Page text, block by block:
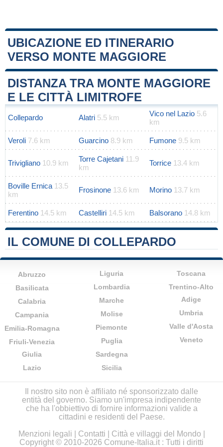
UBICAZIONE ED ITINERARIO
VERSO MONTE MAGGIORE
+
−
Leaflet|Map data ©OpenStreetMap
DISTANZA TRA MONTE MAGGIORE
E LE CITTÀ LIMITROFE
Collepardo Alatri 5.5 km Vico nel Lazio 5.6
km
Veroli 7.6 km Guarcino 8.9 km Fumone 9.5 km
Trivigliano 10.9 km Torre Cajetani 11.9
km
Torrice 13.4 km
Boville Ernica 13.5
km
Frosinone 13.6 km Morino 13.7 km
Ferentino 14.5 km Castelliri 14.5 km Balsorano 14.8 km
IL COMUNE DI COLLEPARDO
Abruzzo
Basilicata
Calabria
Campania
Emilia-Romagna
Friuli-Venezia
Giulia
Lazio
Liguria
Lombardia
Marche
Molise
Piemonte
Puglia
Sardegna
Sicilia
Toscana
Trentino-Alto
Adige
Umbria
Valle d'Aosta
Veneto
Il nostro sito non è affiliato né sponsorizzato dalle
entità del governo. Siamo un'impresa indipendente
che ha l'obbiettivo di fornire informazioni valide a
cittadini e residenti del Paese.
Menzioni legali
Contatti Città e villaggi del Mondo
Copyright © 2010-2026 Comune-Italia.it : Tutti i diritti